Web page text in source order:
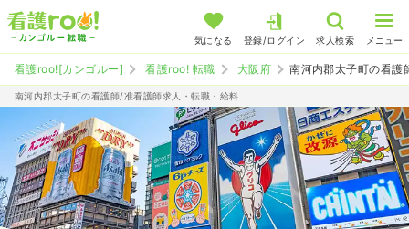
気になる 登録/ログイン 求人検索 メニュー
看護roo![カンゴルー] 看護roo! 転職 大阪府 南河内郡太子町の看護
南河内郡太子町の看護師/准看護師求人・転職・給料